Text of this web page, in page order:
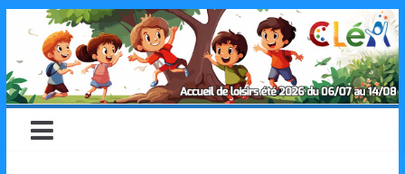
content
CLéA
–